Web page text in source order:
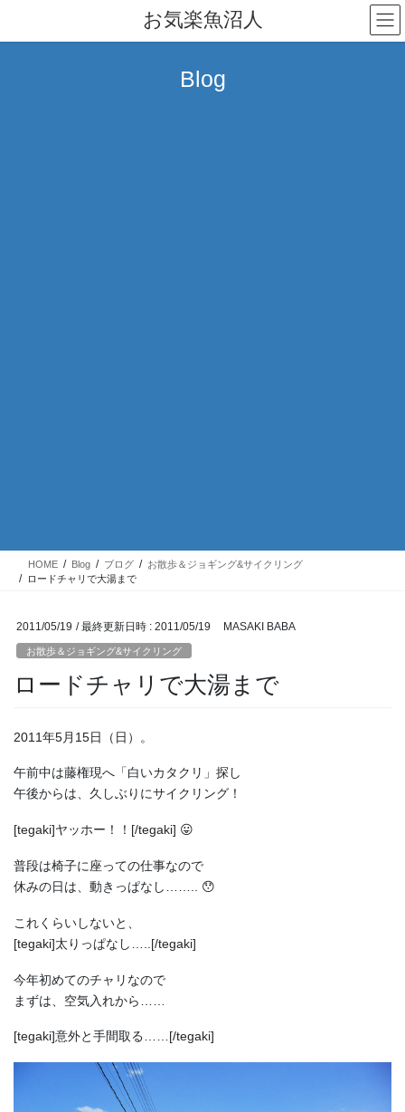
テ
ゲ
お気楽魚沼人
Blog
HOME Blog ブログ
お散歩＆ジョギング&サイクリング
ロードチャリで大湯まで
2011/05/19 / 最終更新日時 : 2011/05/19 MASAKI BABA
お散歩＆ジョギング&サイクリング
ロードチャリで大湯まで
2011年5月15日（日）。
午前中は藤権現へ「白いカタクリ」探し
午後からは、久しぶりにサイクリング！
[tegaki]ヤッホー！！[/tegaki] 😛
普段は椅子に座っての仕事なので
休みの日は、動きっぱなし…….. 😯
これくらいしないと、
[tegaki]太りっぱなし…..[/tegaki]
今年初めてのチャリなので
まずは、空気入れから……
[tegaki]意外と手間取る……[/tegaki]